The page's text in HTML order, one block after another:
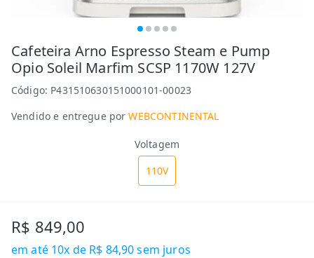
Cafeteira Arno Espresso Steam e Pump
Opio Soleil Marfim SCSP 1170W 127V
Código: P431510630151000101-00023
Vendido e entregue por WEBCONTINENTAL
Voltagem
110V
R$ 849,00
em até 10x de R$ 84,90sem juros